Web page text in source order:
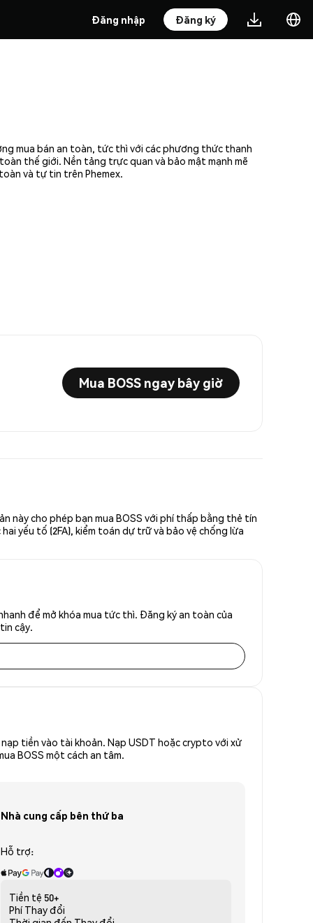
Đăng nhập Đăng ký
mua bán an toàn, tức thì với các phương thức thanh
thế giới. Nền tảng trực quan và bảo mật mạnh mẽ
và tự tin trên Phemex.
Mua BOSS ngay bây giờ
này cho phép bạn mua BOSS với phí thấp bằng thẻ tín
yếu tố (2FA), kiểm toán dự trữ và bảo vệ chống lừa
để mở khóa mua tức thì. Đăng ký an toàn của
cậy.
tiền vào tài khoản. Nạp USDT hoặc crypto với xử
BOSS một cách an tâm.
Nhà cung cấp bên thứ ba
Hỗ trợ:
Tiền tệ 50+
Phí Thay đổi